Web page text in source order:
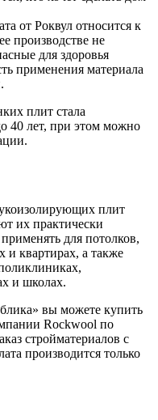
от Роквул относится к
производстве не
для здоровья
применения материала
плит стала
40 лет, при этом можно
плит
их практически
для потолков,
и квартирах, а также
и школах.
вы можете купить
Rockwool по
стройматериалов с
производится только